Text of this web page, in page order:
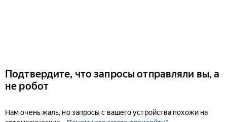
Подтвердите, что запросы отправляли вы, а
не робот
Нам очень жаль, но запросы с вашего устройства похожи на